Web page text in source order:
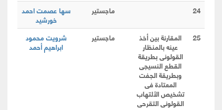
24 ماجستير سها عصمت احمد
خورشيد
25
المقارنة بين أخذ
عينه بالمنظار
القولونى بطريقة
القطع النسيجى
وبطريقة الجفت
المعتادة فى
تشخيص الألتهاب
القولونى التقرحى
ماجستير شرويت محمود
ابراهيم أحمد